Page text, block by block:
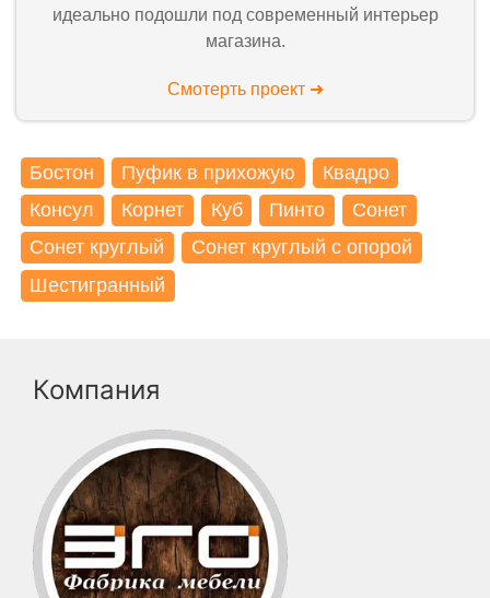
идеально подошли под современный интерьер
магазина.
Смотерть проект ➜
Бостон Пуфик в прихожую
Квадро
Консул
Корнет Куб Пинто
Сонет
Сонет круглый
Сонет круглый с опорой
Шестигранный
Компания